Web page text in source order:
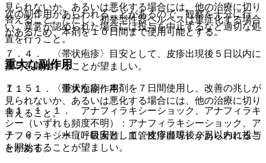
次の副作用があらわれることがあるので、観察を十分に行
い、異常が認められた場合には投与を中止するなど適切な処
置を行うこと。
重大な副作用
１１．１． 重大な副作用
１１．１．１． アナフィラキシーショック、アナフィラキ
シー（いずれも頻度不明）：アナフィラキシーショック、ア
ナフィラキシー（呼吸困難、血管性浮腫等）があらわれるこ
とがある。
見られないか、あるいは悪化する場合には、他の治療に切り
替えること。ただし、初発型性器ヘルペスは重症化する場合
があるため、本剤を１０日間まで使用可能とする。
７．４． 〈帯状疱疹〉目安として、皮疹出現後５日以内に
投与を開始することが望ましい。
７．５． 〈帯状疱疹〉本剤を７日間使用し、改善の兆しが
見られないか、あるいは悪化する場合には、他の治療に切り
替えること。
７．６． 〈水痘〉目安として、皮疹出現後２日以内に投与
を開始することが望ましい。